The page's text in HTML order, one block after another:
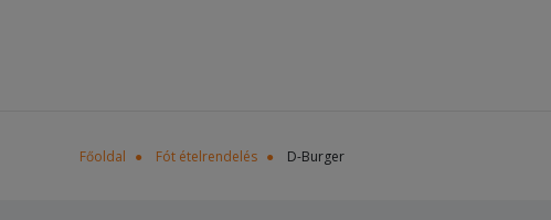
Főoldal Fót ételrendelés D-Burger